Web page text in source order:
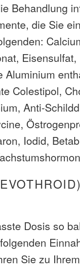
Behandlung
die Sie
Aluminium
Colestipol,
Anti-
Iodid,
Dosis so
Sie zu